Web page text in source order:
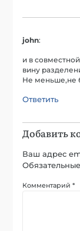
john:
и в
вину
Не меньше,не
Ответить
Добавить
Ваш адрес
Комментарий*